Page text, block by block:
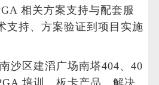
相关方案支持与配套服
支持、方案验证到项目实施
沙区建滔广场南塔404、40
培训、板卡产品、解决